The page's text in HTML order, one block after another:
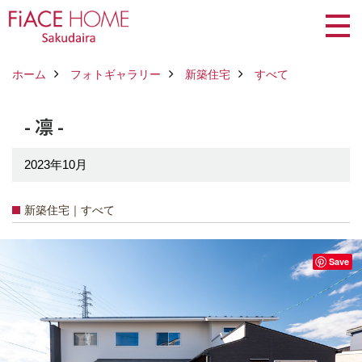
ホーム フォトギャラリー 新築住宅 すべて
- 凛 -
2023年10月
新築住宅｜すべて
Save